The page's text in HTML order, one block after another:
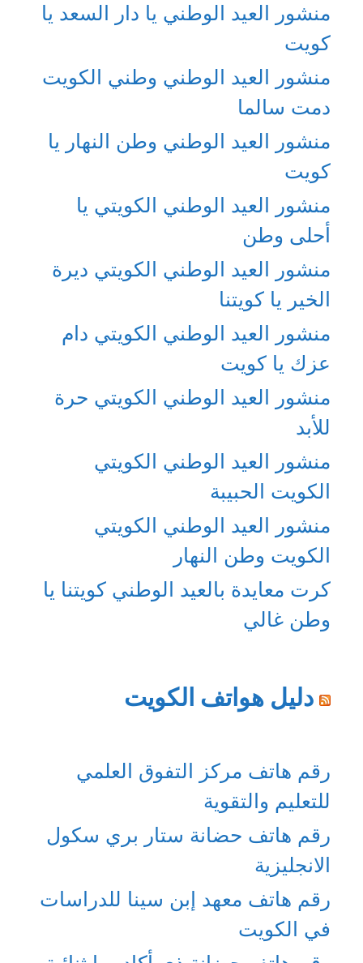
منشور العيد الوطني يا دار السعد يا
كويت
منشور العيد الوطني وطني الكويت
دمت سالما
منشور العيد الوطني وطن النهار يا
كويت
منشور العيد الوطني الكويتي يا
أحلى وطن
منشور العيد الوطني الكويتي ديرة
الخير يا كويتنا
منشور العيد الوطني الكويتي دام
عزك يا كويت
منشور العيد الوطني الكويتي حرة
للأبد
منشور العيد الوطني الكويتي
الكويت الحبيبة
منشور العيد الوطني الكويتي
الكويت وطن النهار
كرت معايدة بالعيد الوطني كويتنا يا
وطن غالي
دليل هواتف الكويت
رقم هاتف مركز التفوق العلمي
للتعليم والتقوية
رقم هاتف حضانة ستار بري سكول
الانجليزية
رقم هاتف معهد إبن سينا للدراسات
في الكويت